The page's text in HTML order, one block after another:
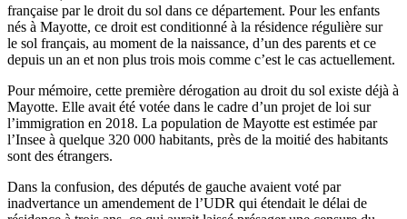
française par le droit du sol dans ce département. Pour les enfants
nés à Mayotte, ce droit est conditionné à la résidence régulière sur
le sol français, au moment de la naissance, d’un des parents et ce
depuis un an et non plus trois mois comme c’est le cas actuellement.
Pour mémoire, cette première dérogation au droit du sol existe déjà à
Mayotte. Elle avait été votée dans le cadre d’un projet de loi sur
l’immigration en 2018. La population de Mayotte est estimée par
l’Insee à quelque 320 000 habitants, près de la moitié des habitants
sont des étrangers.
Dans la confusion, des députés de gauche avaient voté par
inadvertance un amendement de l’UDR qui étendait le délai de